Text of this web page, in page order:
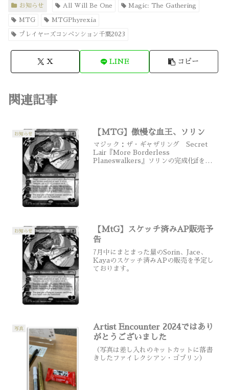
お知らせ All Will Be One Magic: The Gathering
MTG MTGPhyrexia
プレイヤーズコンベンション千葉2023
X LINE コピー
関連記事
お知らせ 【MTG】傲慢な血王、ソリン
マジック：ザ・ギャザリング Secret
Lair『More Borderless
Planeswalkers』ソリンの完成化ifを描
お知らせ
【MtG】スケッチ済みAP販売予
告
7月中にまとまった量のSorin、Jace、
Kayaのスケッチ済みAPの販売を予定し
ております。
写真
Artist Encounter 2024ではあり
がとうございました
（写真は差し入れのキットカットに落書
きしたファイレクシアン・ゴブリン）